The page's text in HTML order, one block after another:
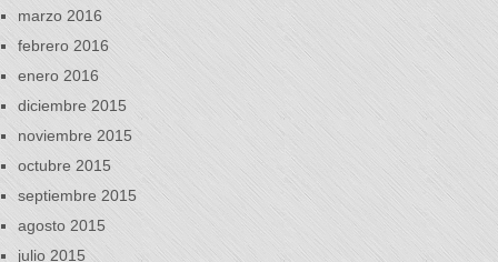
marzo 2016
febrero 2016
enero 2016
diciembre 2015
noviembre 2015
octubre 2015
septiembre 2015
agosto 2015
julio 2015